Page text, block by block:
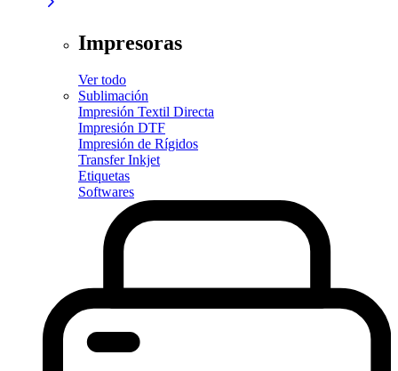
Impresoras
Ver todo
Sublimación
Impresión Textil Directa
Impresión DTF
Impresión de Rígidos
Transfer Inkjet
Etiquetas
Softwares